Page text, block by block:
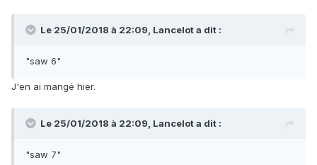
Le 25/01/2018 à 22:09, Lancelota dit :
"saw 6"
J'en ai mangé hier.
Le 25/01/2018 à 22:09, Lancelota dit :
"saw 7"